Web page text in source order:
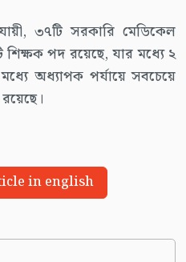
৩৭টি সরকারি মেডিকেল
পদ রয়েছে, যার মধ্যে ২
অধ্যাপক পর্যায়ে সবচেয়ে
in english